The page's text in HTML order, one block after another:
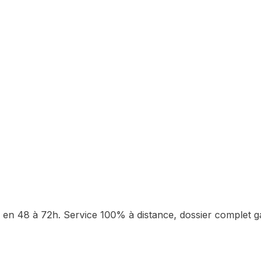
en 48 à 72h. Service 100% à distance, dossier complet